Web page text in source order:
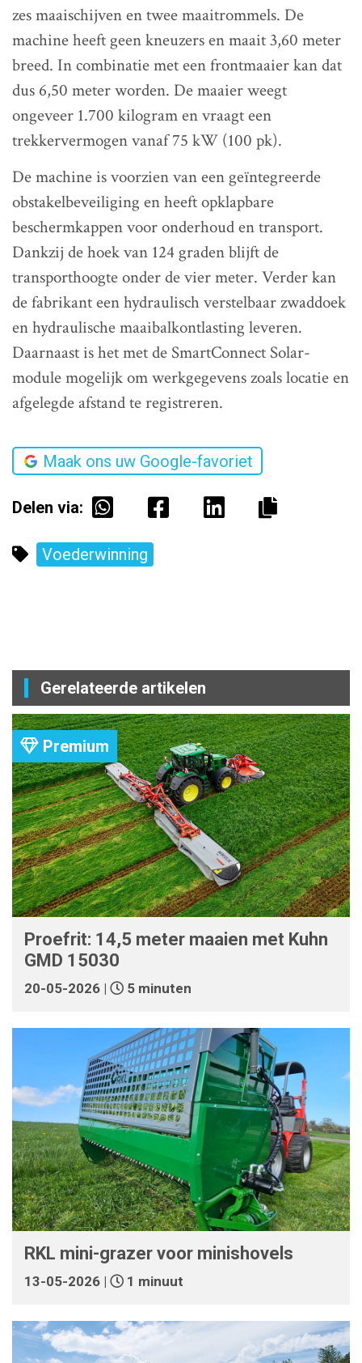
zes maaischijven en twee maaitrommels. De
machine heeft geen kneuzers en maait 3,60 meter
breed. In combinatie met een frontmaaier kan dat
dus 6,50 meter worden. De maaier weegt
ongeveer 1.700 kilogram en vraagt een
trekkervermogen vanaf 75 kW (100 pk).
De machine is voorzien van een geïntegreerde
obstakelbeveiliging en heeft opklapbare
beschermkappen voor onderhoud en transport.
Dankzij de hoek van 124 graden blijft de
transporthoogte onder de vier meter. Verder kan
de fabrikant een hydraulisch verstelbaar zwaddoek
en hydraulische maaibalkontlasting leveren.
Daarnaast is het met de SmartConnect Solar-
module mogelijk om werkgegevens zoals locatie en
afgelegde afstand te registreren.
Maak ons uw Google-favoriet
Delen via:
Voederwinning
Gerelateerde artikelen
Premium
Proefrit: 14,5 meter maaien met Kuhn
GMD 15030
20-05-2026 | 5 minuten
RKL mini-grazer voor minishovels
13-05-2026 | 1 minuut